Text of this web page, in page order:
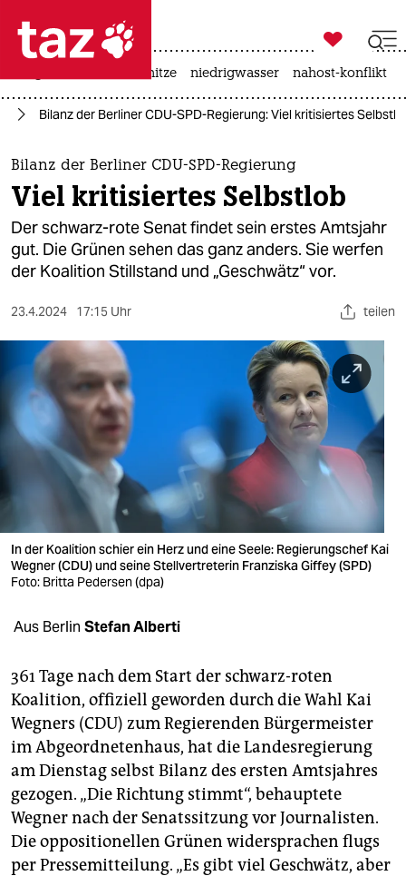
 taz zahl ich
taz zahl ich
themen
politik
öko
sport
berlin
nord
wahrheit
verlag
verlag
shop
fragen & hilfe
unterstützen
abo
genossenschaft
epaper login

taz zahl ich
hitze niedrigwasser nahost-konflikt
Bilanz der Berliner CDU-SPD-Regierung: Viel kritisiertes
Bilanz der Berliner CDU-SPD-Regierung
Viel kritisiertes Selbstlob
Der schwarz-rote Senat findet sein erstes Amtsjahr
gut. Die Grünen sehen das ganz anders. Sie werfen
der Koalition Stillstand und „Geschwätz“ vor.
23.4.2024 17:15 Uhr teilen
In der Koalition schier ein Herz und eine Seele: Regierungschef Kai
Wegner (CDU) und seine Stellvertreterin Franziska Giffey (SPD)
Foto: Britta Pedersen (dpa)
Aus Berlin Stefan Alberti
361 Tage nach dem Start der schwarz-roten
Koalition, offiziell geworden durch die Wahl Kai
Wegners (CDU) zum Regierenden Bürgermeister
im Abgeordnetenhaus, hat die Landesregierung
am Dienstag selbst Bilanz des ersten Amtsjahres
gezogen. „Die Richtung stimmt“, behauptete
Wegner nach der Senatssitzung vor Journalisten.
Die oppositionellen Grünen widersprachen flugs
per Pressemitteilung. „Es gibt viel Geschwätz, aber